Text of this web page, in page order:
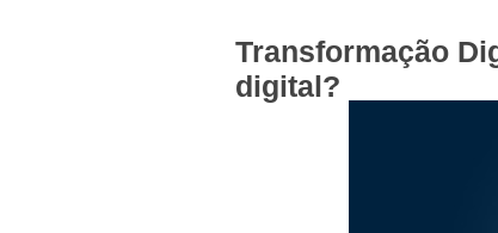
Transformação
digital?